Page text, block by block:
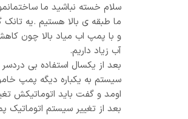
سلام خسته نباشید ما
ما طبقه ی بالا هستیم .یه تانک
و با پمپ اب میاد بالا چون
آب زیاد داریم.
بعد از یکسال استفاده بی
سیستم به یکباره دیگه پمپ
اومد و گفت باید اتوماتیکش
بعد از تغییر سیستم